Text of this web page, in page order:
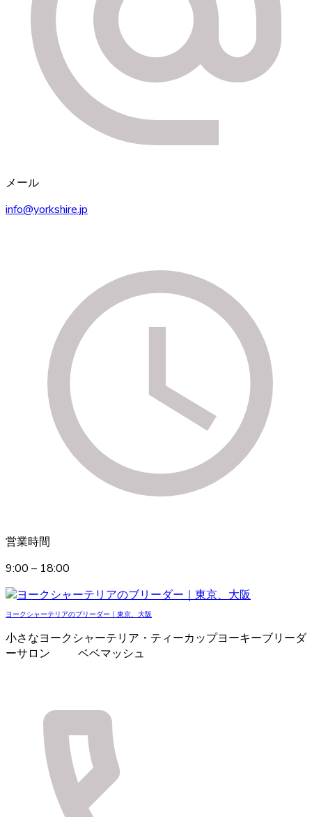
メール
info@yorkshire.jp
営業時間
9:00 – 18:00
ヨークシャーテリアのブリーダー｜東京、大阪
小さなヨークシャーテリア・ティーカップヨーキーブリーダ
ーサロン ベベマッシュ